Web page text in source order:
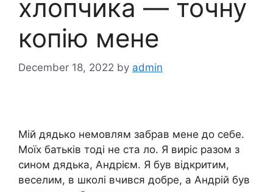
хлопчика — точну
копію мене
December 18, 2022 by admin
Мій дядько немовлям забрав мене до себе.
Моїх батьків тоді не ста ло. Я виріс разом з
сином дядька, Андрієм. Я був відкритим,
веселим, в школі вчився добре, а Андрій був